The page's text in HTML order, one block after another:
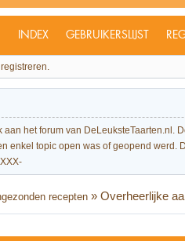
INDEX GEBRUIKERSLIJST
aan het forum van
enkel topic open was of geopend
recepten »Overheerlijke